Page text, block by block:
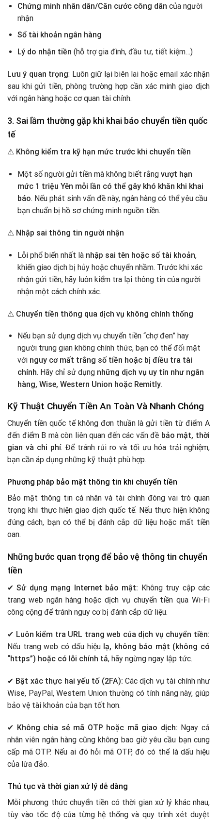
Chứng minh nhân dân/Căn cước công dân của người
nhận
Sổ tài khoản ngân hàng
Lý do nhận tiền (hỗ trợ gia đình, đầu tư, tiết kiệm…)
Lưu ý quan trọng: Luôn giữ lại biên lai hoặc email xác nhận
sau khi gửi tiền, phòng trường hợp cần xác minh giao dịch
với ngân hàng hoặc cơ quan tài chính.
3. Sai lầm thường gặp khi khai báo chuyển tiền quốc
tế
⚠ Không kiểm tra kỹ hạn mức trước khi chuyển tiền
Một số người gửi tiền mà không biết rằng vượt hạn
mức 1 triệu Yên mỗi lần có thể gây khó khăn khi khai
báo. Nếu phát sinh vấn đề này, ngân hàng có thể yêu cầu
bạn chuẩn bị hồ sơ chứng minh nguồn tiền.
⚠ Nhập sai thông tin người nhận
Lỗi phổ biến nhất là nhập sai tên hoặc số tài khoản,
khiến giao dịch bị hủy hoặc chuyển nhầm. Trước khi xác
nhận gửi tiền, hãy luôn kiểm tra lại thông tin của người
nhận một cách chính xác.
⚠ Chuyển tiền thông qua dịch vụ không chính thống
Nếu bạn sử dụng dịch vụ chuyển tiền “chợ đen” hay
người trung gian không chính thức, bạn có thể đối mặt
với nguy cơ mất trắng số tiền hoặc bị điều tra tài
chính. Hãy chỉ sử dụng những dịch vụ uy tín như ngân
hàng, Wise, Western Union hoặc Remitly.
Kỹ Thuật Chuyển Tiền An Toàn Và Nhanh Chóng
Chuyển tiền quốc tế không đơn thuần là gửi tiền từ điểm A
đến điểm B mà còn liên quan đến các vấn đề bảo mật, thời
gian và chi phí. Để tránh rủi ro và tối ưu hóa trải nghiệm,
bạn cần áp dụng những kỹ thuật phù hợp.
Phương pháp bảo mật thông tin khi chuyển tiền
Bảo mật thông tin cá nhân và tài chính đóng vai trò quan
trọng khi thực hiện giao dịch quốc tế. Nếu thực hiện không
đúng cách, bạn có thể bị đánh cắp dữ liệu hoặc mất tiền
oan.
Những bước quan trọng để bảo vệ thông tin chuyển
tiền
✔Sử dụng mạng Internet bảo mật: Không truy cập các
trang web ngân hàng hoặc dịch vụ chuyển tiền qua Wi-Fi
công cộng để tránh nguy cơ bị đánh cắp dữ liệu.
✔ Luôn kiểm tra URL trang web của dịch vụ chuyển tiền:
Nếu trang web có dấu hiệu lạ, không bảo mật (không có
“https”) hoặc có lỗi chính tả, hãy ngừng ngay lập tức.
✔ Bật xác thực hai yếu tố (2FA): Các dịch vụ tài chính như
Wise, PayPal, Western Union thường có tính năng này, giúp
bảo vệ tài khoản của bạn tốt hơn.
✔ Không chia sẻ mã OTP hoặc mã giao dịch: Ngay cả
nhân viên ngân hàng cũng không bao giờ yêu cầu bạn cung
cấp mã OTP. Nếu ai đó hỏi mã OTP, đó có thể là dấu hiệu
của lừa đảo.
Thủ tục và thời gian xử lý dễ dàng
Mỗi phương thức chuyển tiền có thời gian xử lý khác nhau,
tùy vào tốc độ của từng hệ thống và quy trình xét duyệt